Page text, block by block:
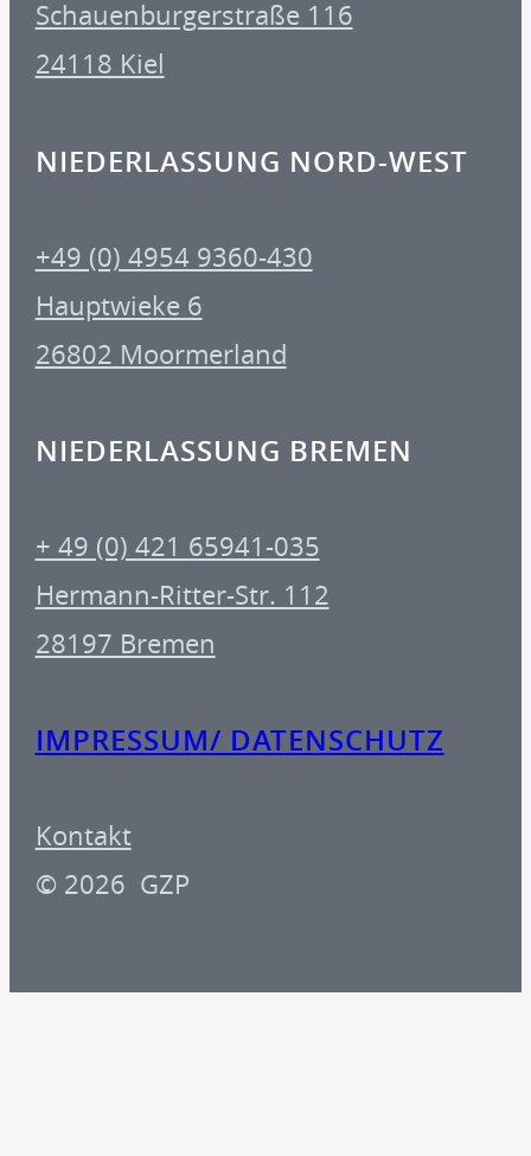
Schauenburgerstraße 116
24118 Kiel
NIEDERLASSUNG NORD-WEST
+49 (0) 4954 9360-430
Hauptwieke 6
26802 Moormerland
NIEDERLASSUNG BREMEN
+ 49 (0) 421 65941-035
Hermann-Ritter-Str. 112
28197 Bremen
IMPRESSUM/ DATENSCHUTZ
Kontakt
© 2026 GZP